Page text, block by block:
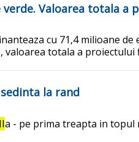
Valoarea totala a
cu 71,4 milioane
totala a proiectului
la rand
a - pe prima treapta in topul